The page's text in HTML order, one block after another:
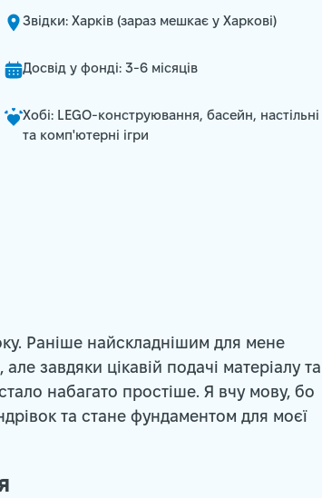
Звідки: Харків (зараз мешкає у Харкові)
Досвід у фонді: 3-6 місяців
Хобі: LEGO-конструювання, басейн, настільні
та комп'ютерні ігри
Раніше найскладнішим для мене
завдяки цікавій подачі матеріалу та
набагато простіше. Я вчу мову, бо
та стане фундаментом для моєї